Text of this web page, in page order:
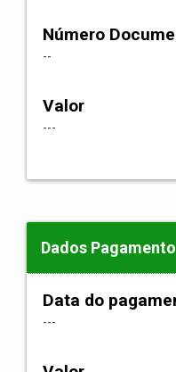
Número
--
Valor
---
Dados Pagamento
Data do
---